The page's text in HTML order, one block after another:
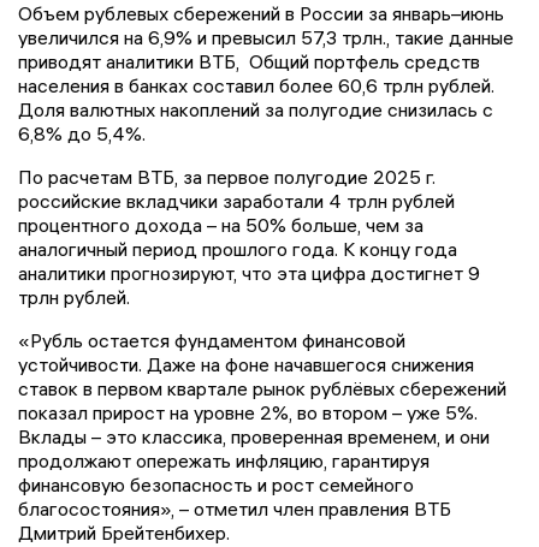
Объем рублевых сбережений в России за январь–июнь
увеличился на 6,9% и превысил 57,3 трлн., такие данные
приводят аналитики ВТБ, Общий портфель средств
населения в банках составил более 60,6 трлн рублей.
Доля валютных накоплений за полугодие снизилась с
6,8% до 5,4%.
По расчетам ВТБ, за первое полугодие 2025 г.
российские вкладчики заработали 4 трлн рублей
процентного дохода – на 50% больше, чем за
аналогичный период прошлого года. К концу года
аналитики прогнозируют, что эта цифра достигнет 9
трлн рублей.
«Рубль остается фундаментом финансовой
устойчивости. Даже на фоне начавшегося снижения
ставок в первом квартале рынок рублёвых сбережений
показал прирост на уровне 2%, во втором – уже 5%.
Вклады – это классика, проверенная временем, и они
продолжают опережать инфляцию, гарантируя
финансовую безопасность и рост семейного
благосостояния», – отметил член правления ВТБ
Дмитрий Брейтенбихер.